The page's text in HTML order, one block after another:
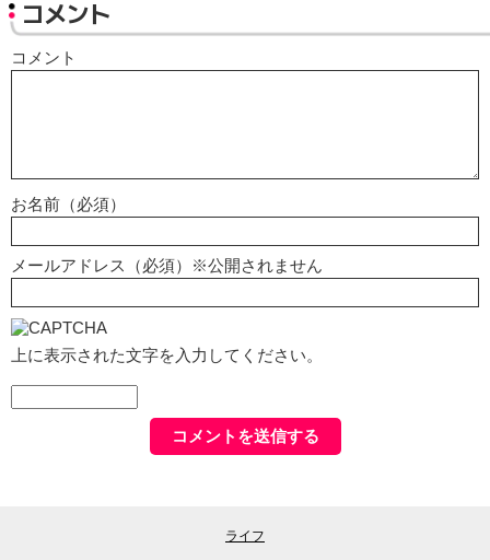
コメント
コメント
お名前（必須）
メールアドレス（必須）※公開されません
上に表示された文字を入力してください。
ライフ